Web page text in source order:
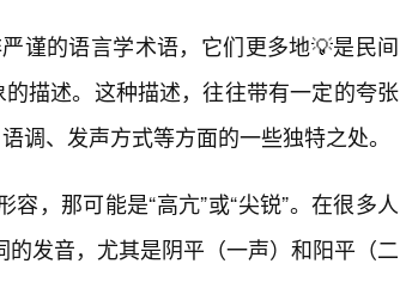
谨的语言学术语，它们更多地💡是民间
描述。这种描述，往往带有一定的夸张
调、发声方式等方面的一些独特之处。
，那可能是“高亢”或“尖锐”。在很多人
的发音，尤其是阴平（一声）和阳平（二